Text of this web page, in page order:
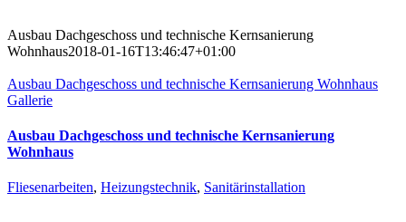
Ausbau Dachgeschoss und technische Kernsanierung
Wohnhaus2018-01-16T13:46:47+01:00
Ausbau Dachgeschoss und technische Kernsanierung Wohnhaus
Gallerie
Ausbau Dachgeschoss und technische Kernsanierung
Wohnhaus
Fliesenarbeiten, Heizungstechnik, Sanitärinstallation